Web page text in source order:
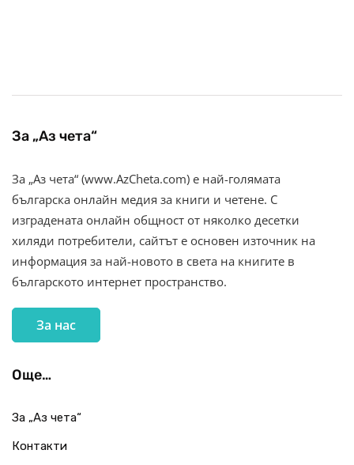
За „Аз чета“
За „Аз чета“ (www.AzCheta.com) е най-голямата
българска онлайн медия за книги и четене. С
изградената онлайн общност от няколко десетки
хиляди потребители, сайтът е основен източник на
информация за най-новото в света на книгите в
българското интернет пространство.
За нас
Още…
За „Аз чета“
Контакти